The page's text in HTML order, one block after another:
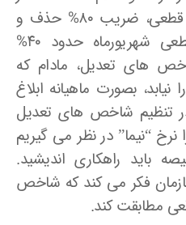
تنظیم شاخص های تعدیل قطعی، ضریب ۸۰% حذف و
اظهار نمودند که تعدیل قطعی شهریورماه حدود ۴۰%
های تعدیل، مادام که
بصورت ماهیانه ابلاغ
تنظیم شاخص های تعدیل
نرخ “نیما” در نظر می گیریم
باید راهکاری اندیشید.
فکر می کند که شاخص
مطابقت کند.